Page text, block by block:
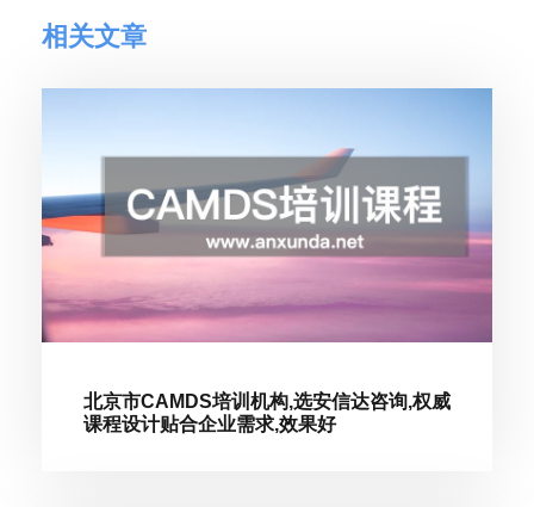
相关文章
北京市CAMDS培训机构,选安信达咨询,权威
课程设计贴合企业需求,效果好